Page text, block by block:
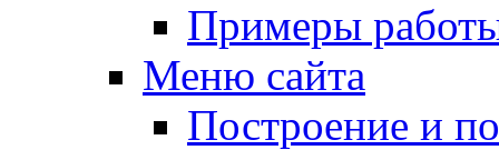
Примеры
Меню сайта
Построение и